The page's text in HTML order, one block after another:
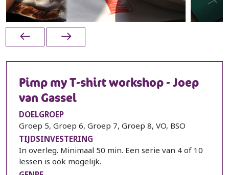
Pimp my T-shirt workshop - Joep
van Gassel
DOELGROEP
Groep 5, Groep 6, Groep 7, Groep 8, VO, BSO
TIJDSINVESTERING
In overleg. Minimaal 50 min. Een serie van 4 of 10
lessen is ook mogelijk.